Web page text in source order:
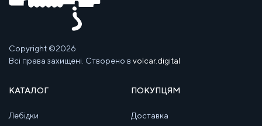
Copyright ©2026
Всі права захищені. Створено в volcar.digital
КАТАЛОГ
Лебідки
ПОКУПЦЯМ
Доставка